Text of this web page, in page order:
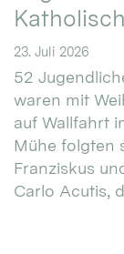
23. Juli 2026
52
waren mit
auf Wallfahrt
Mühe folgten
Franziskus
Carlo Acutis,